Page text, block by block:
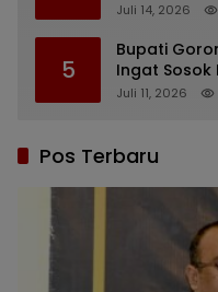
Almarhum
Juli 14, 2026
5
Bupati
Ingat Sosok
Juli 11, 2026
Pos Terbaru